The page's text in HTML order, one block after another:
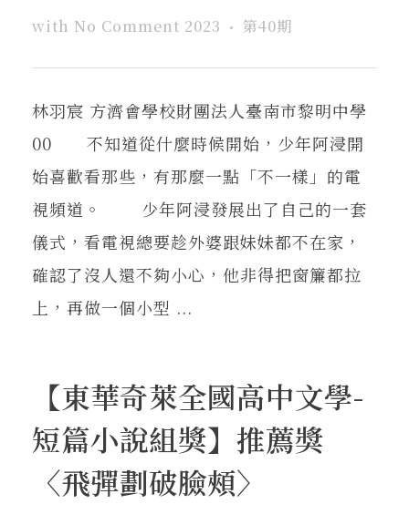
with No Comment 2023 第40期
林羽宸 方濟會學校財團法人臺南市黎明中學
00 不知道從什麼時候開始，少年阿浸開
始喜歡看那些，有那麼一點「不一樣」的電
視頻道。 少年阿浸發展出了自己的一套
儀式，看電視總要趁外婆跟妹妹都不在家，
確認了沒人還不夠小心，他非得把窗簾都拉
上，再做一個小型 ...
【東華奇萊全國高中文學-
短篇小說組獎】推薦獎
〈飛彈劃破臉頰〉